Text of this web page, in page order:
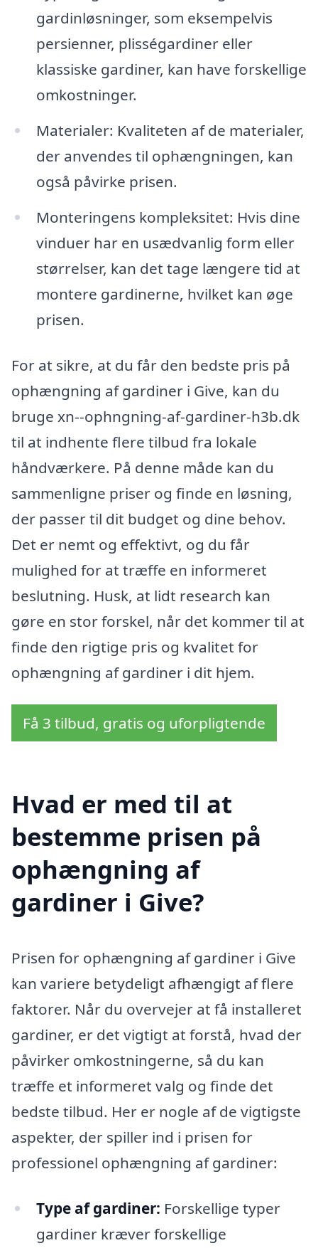
gardinløsninger, som eksempelvis
persienner, plisségardiner eller
klassiske gardiner, kan have forskellige
omkostninger.
Materialer: Kvaliteten af de materialer,
der anvendes til ophængningen, kan
også påvirke prisen.
Monteringens kompleksitet: Hvis dine
vinduer har en usædvanlig form eller
størrelser, kan det tage længere tid at
montere gardinerne, hvilket kan øge
prisen.
For at sikre, at du får den bedste pris på
ophængning af gardiner i Give, kan du
bruge xn--ophngning-af-gardiner-h3b.dk
til at indhente flere tilbud fra lokale
håndværkere. På denne måde kan du
sammenligne priser og finde en løsning,
der passer til dit budget og dine behov.
Det er nemt og effektivt, og du får
mulighed for at træffe en informeret
beslutning. Husk, at lidt research kan
gøre en stor forskel, når det kommer til at
finde den rigtige pris og kvalitet for
ophængning af gardiner i dit hjem.
Få 3 tilbud, gratis og uforpligtende
Hvad er med til at
bestemme prisen på
ophængning af
gardiner i Give?
Prisen for ophængning af gardiner i Give
kan variere betydeligt afhængigt af flere
faktorer. Når du overvejer at få installeret
gardiner, er det vigtigt at forstå, hvad der
påvirker omkostningerne, så du kan
træffe et informeret valg og finde det
bedste tilbud. Her er nogle af de vigtigste
aspekter, der spiller ind i prisen for
professionel ophængning af gardiner:
Type af gardiner: Forskellige typer
gardiner kræver forskellige